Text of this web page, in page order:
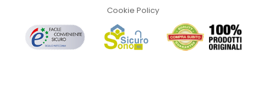
Cookie Policy